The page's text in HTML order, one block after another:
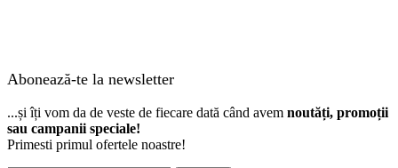
Abonează-te la newsletter
...și îți vom da de veste de fiecare dată când avem noutăți, promoții
sau campanii speciale!
Primesti primul ofertele noastre!